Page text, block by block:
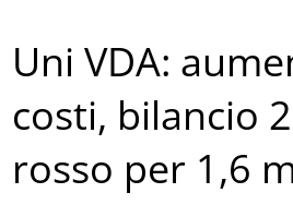
Uni VDA:
costi, bilancio
rosso per 1,6